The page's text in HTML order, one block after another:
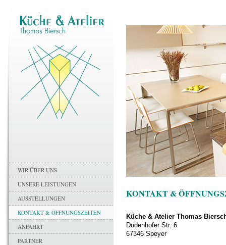
WIR ÜBER UNS
UNSERE LEISTUNGEN
AUSSTELLUNGEN
KONTAKT & ÖFFNUNGSZEITEN
ANFAHRT
PARTNER
KONTAKT &
Küche & Atelier Thomas
Dudenhofer Str. 6
67346 Speyer